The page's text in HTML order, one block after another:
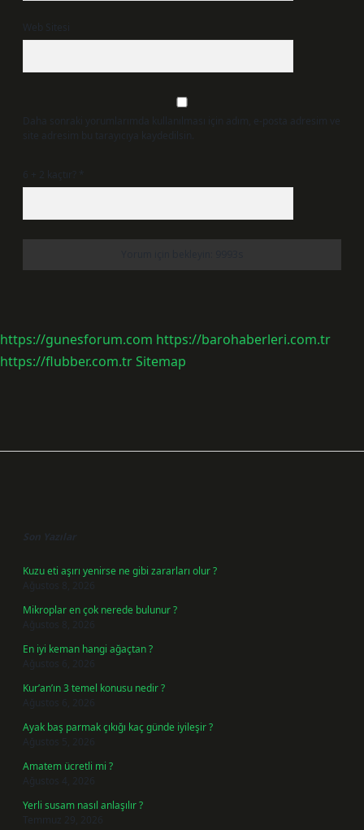
Web Sitesi
Daha sonraki yorumlarımda kullanılması için adım, e-posta adresim ve
site adresim bu tarayıcıya kaydedilsin.
6 + 2 kaçtır? *
https://gunesforum.com https://barohaberleri.com.tr
https://flubber.com.trSitemap
Son Yazılar
Kuzu eti aşırı yenirse ne gibi zararları olur ?
Ağustos 8, 2026
Mikroplar en çok nerede bulunur ?
Ağustos 8, 2026
En iyi keman hangi ağaçtan ?
Ağustos 6, 2026
Kur’an’ın 3 temel konusu nedir ?
Ağustos 6, 2026
Ayak baş parmak çıkığı kaç günde iyileşir ?
Ağustos 5, 2026
Amatem ücretli mi ?
Ağustos 4, 2026
Yerli susam nasıl anlaşılır ?
Temmuz 29, 2026